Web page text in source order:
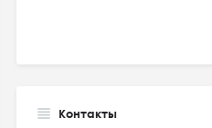
Контакты